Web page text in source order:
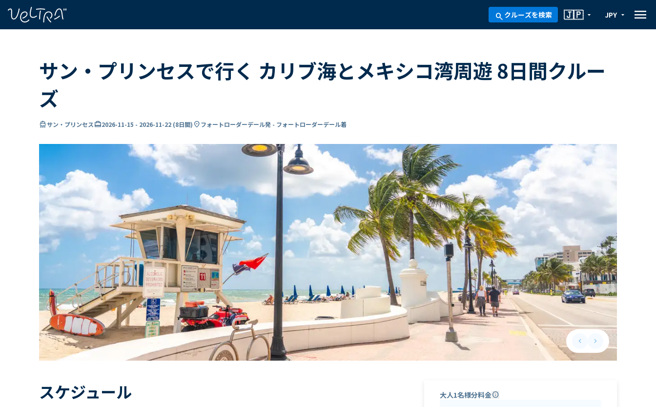
search クルーズを検索 arrow_drop_down
🇯🇵 arrow_drop_down
JPY menu
サン・プリンセスで行く カリブ海とメキシコ湾周遊 8日間クルー
ズ
directions_boatサン・プリンセスcard_travel2026-11-15 - 2026-11-22 (8日間) location_onフォートローダーデール発 - フォートローダーデール着
keyboard_arrow_leftPrevious slide
keyboard_arrow_rightNext slide
スケジュール 大人1名様分料金info